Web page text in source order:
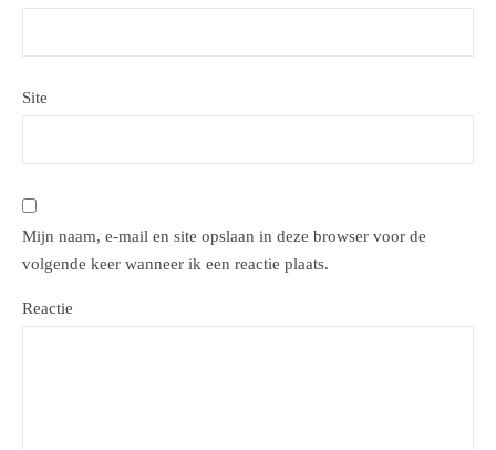
Site
Mijn naam, e-mail en site opslaan in deze browser voor de
volgende keer wanneer ik een reactie plaats.
Reactie